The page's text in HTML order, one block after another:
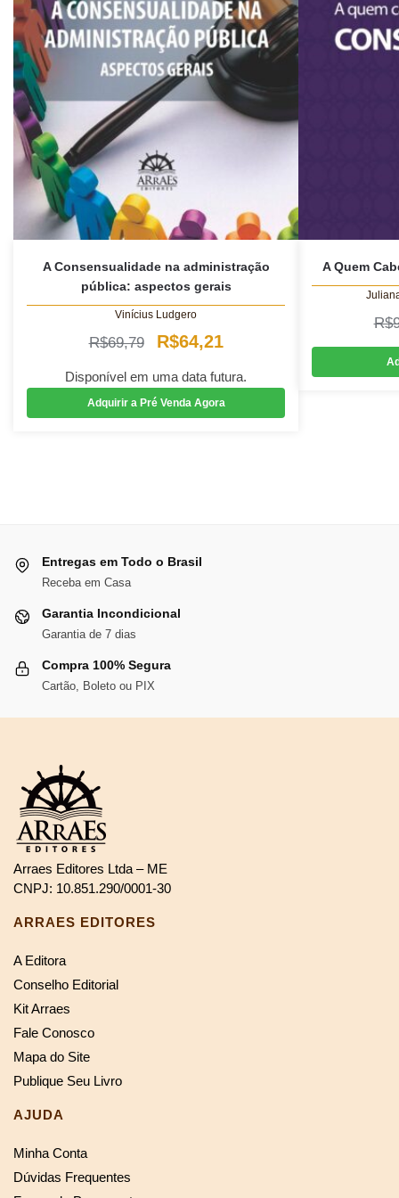
A Consensualidade na administração
pública: aspectos gerais
Vinícius Ludgero
R$69,79
O
preço
original
R$64,21
preço
atual
Disponível em uma data futura.
Adquirir a Pré Venda Agora
A Quem
R$
Entregas em Todo o Brasil
Receba em Casa
Garantia Incondicional
Garantia de 7 dias
Compra 100% Segura
Cartão, Boleto ou PIX
Arraes Editores Ltda – ME
CNPJ: 10.851.290/0001-30
ARRAES EDITORES
A Editora
Conselho Editorial
Kit Arraes
Fale Conosco
Mapa do Site
Publique Seu Livro
AJUDA
Minha Conta
Dúvidas Frequentes